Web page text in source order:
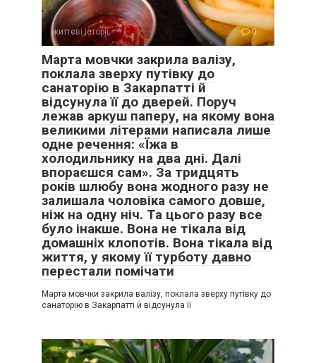
життєві історії 0
Марта мовчки закрила валізу,
поклала зверху путівку до
санаторію в Закарпатті й
відсунула її до дверей. Поруч
лежав аркуш паперу, на якому вона
великими літерами написала лише
одне речення: «Їжа в
холодильнику на два дні. Далі
впораєшся сам». За тридцять
років шлюбу вона жодного разу не
залишала чоловіка самого довше,
ніж на одну ніч. Та цього разу все
було інакше. Вона не тікала від
домашніх клопотів. Вона тікала від
життя, у якому її турботу давно
перестали помічати
Марта мовчки закрила валізу, поклала зверху путівку до
санаторію в Закарпатті й відсунула її